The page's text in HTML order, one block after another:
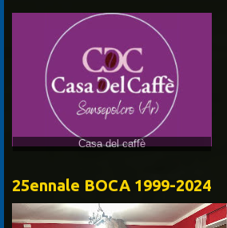
25ennale BOCA 1999-2024